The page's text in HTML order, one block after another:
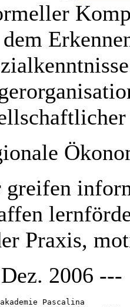
Praxis,
2006 ---
Pascalina